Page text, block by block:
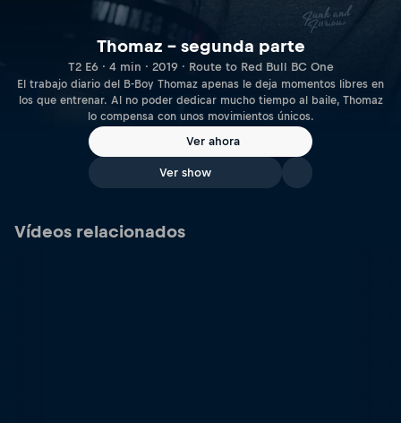
Thomaz – segunda parte
T2 E6 · 4 min · 2019 · Route to Red Bull BC One
El trabajo diario del B-Boy Thomaz apenas le deja momentos libres en
los que entrenar. Al no poder dedicar mucho tiempo al baile, Thomaz
lo compensa con unos movimientos únicos.
Ver ahora
Ver show
Vídeos relacionados